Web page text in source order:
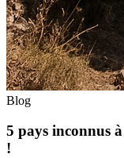
Blog
5 pays inconnus
!